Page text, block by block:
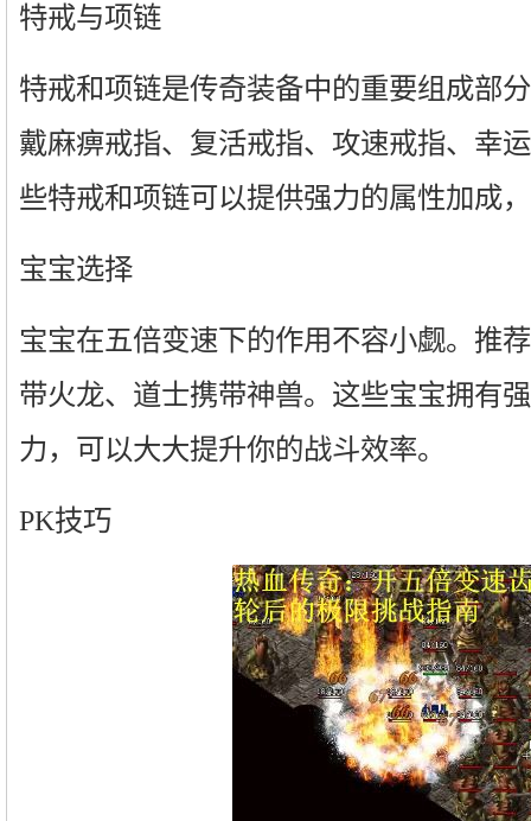
特戒与项链
特戒和项链是传奇装备中的重要组成部
戴麻痹戒指、复活戒指、攻速戒指、幸
些特戒和项链可以提供强力的属性加成
宝宝选择
宝宝在五倍变速下的作用不容小觑。推
带火龙、道士携带神兽。这些宝宝拥有
力，可以大大提升你的战斗效率。
PK技巧